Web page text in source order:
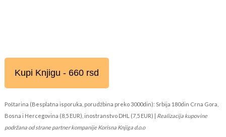
Kupi Knjigu - 660 rsd
Poštarina (Besplatna isporuka, porudžbina preko 3000din): Srbija 180din Crna Gora,
Bosna i Hercegovina (8,5 EUR), inostranstvo DHL (7,5 EUR) | Realizacija kupovine
podržana od strane partner kompanije Korisna Knjiga d.o.o